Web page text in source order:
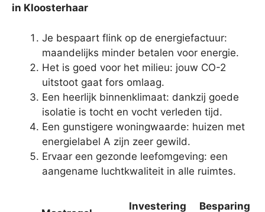
in Kloosterhaar
Je bespaart flink op de energiefactuur:
maandelijks minder betalen voor energie.
Het is goed voor het milieu: jouw CO-2
uitstoot gaat fors omlaag.
Een heerlijk binnenklimaat: dankzij goede
isolatie is tocht en vocht verleden tijd.
Een gunstigere woningwaarde: huizen met
energielabel A zijn zeer gewild.
Ervaar een gezonde leefomgeving: een
aangename luchtkwaliteit in alle ruimtes.
Investering
Besparing